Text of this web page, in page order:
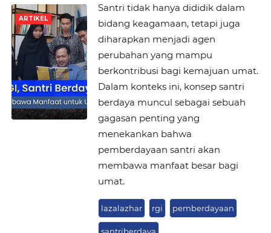
ARTIKEL
Santri tidak hanya dididik dalam
bidang keagamaan, tetapi juga
diharapkan menjadi agen
perubahan yang mampu
berkontribusi bagi kemajuan umat.
Dalam konteks ini, konsep santri
berdaya muncul sebagai sebuah
gagasan penting yang
menekankan bahwa
pemberdayaan santri akan
membawa manfaat besar bagi
umat.
lazalazhar rgi pemberdayaan